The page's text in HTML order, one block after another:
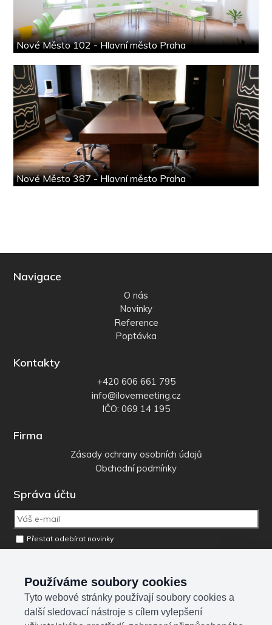
Nové Město 102 - Hlavní město Praha
Nové Město 387 - Hlavní město Praha
Navigace
O nás
Novinky
Reference
Poptávka
Kontakty
+420 606 661 795
info@ilovemeeting.cz
IČO: 069 14 195
Firma
Zásady ochrany osobních údajů
Obchodní podmínky
Správa účtu
Přestat odebírat novinky
Sociální sítě
Používáme soubory cookies
Tyto webové stránky používají soubory cookies a
další sledovací nástroje s cílem vylepšení